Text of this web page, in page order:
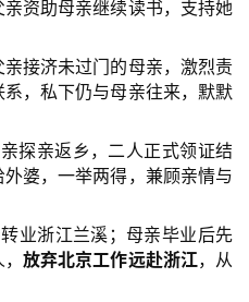
资助母亲继续读书，支持她
亲接济未过门的母亲，激烈责
，私下仍与母亲往来，默默
探亲返乡，二人正式领证结
婆，一举两得，兼顾亲情与
业浙江兰溪；母亲毕业后先
，放弃北京工作远赴浙江，从